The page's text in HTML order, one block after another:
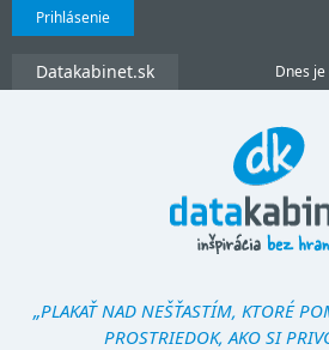
Prihlásenie
Datakabinet.sk Dnes
„PLAKAŤ NAD NEŠŤASTÍM, KTORÉ
PROSTRIEDOK, AKO SI